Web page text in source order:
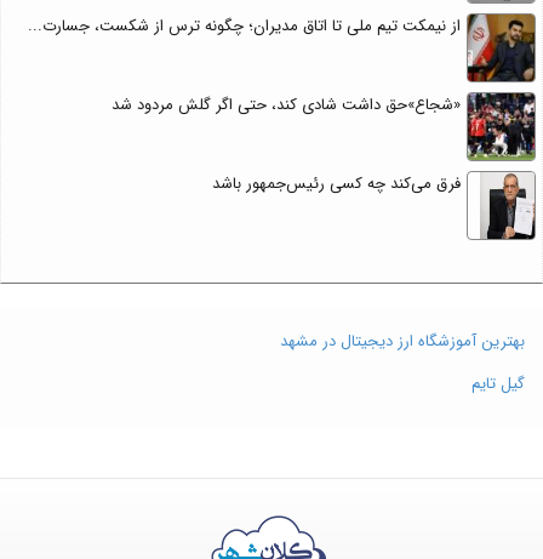
از نیمکت تیم ملی تا اتاق مدیران؛ چگونه ترس از شکست، جسارت...
«شجاع»حق داشت شادی کند، حتی اگر گلش مردود شد
فرق می‌کند چه کسی رئیس‌جمهور باشد
بهترین آموزشگاه ارز دیجیتال در مشهد
گیل تایم